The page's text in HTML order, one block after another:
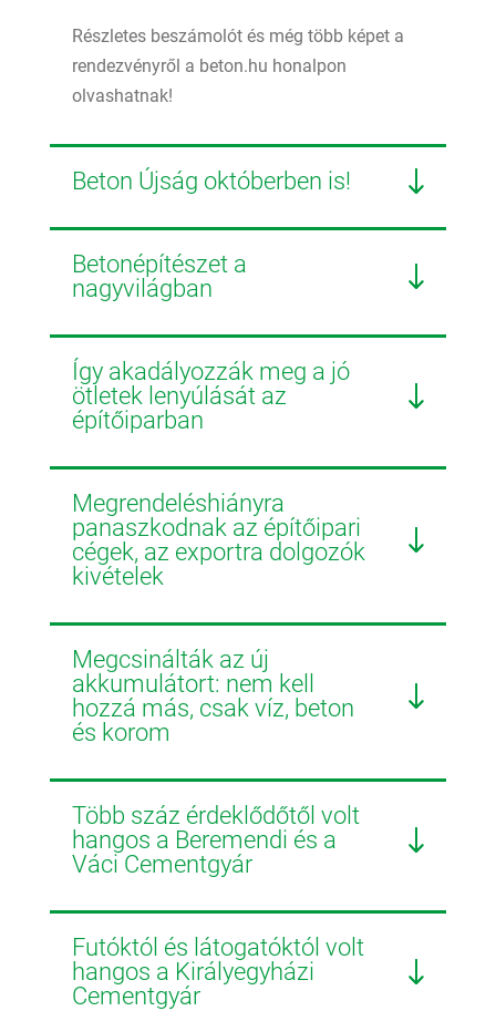
Részletes beszámolót és még több képet a
rendezvényről a beton.hu honalpon
olvashatnak!
Beton Újság októberben is!
Betonépítészet a
nagyvilágban
Így akadályozzák meg a jó
ötletek lenyúlását az
építőiparban
Megrendeléshiányra
panaszkodnak az építőipari
cégek, az exportra dolgozók
kivételek
Megcsinálták az új
akkumulátort: nem kell
hozzá más, csak víz, beton
és korom
Több száz érdeklődőtől volt
hangos a Beremendi és a
Váci Cementgyár
Futóktól és látogatóktól volt
hangos a Királyegyházi
Cementgyár